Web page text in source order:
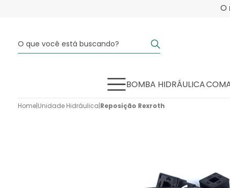
O
BOMBA HIDRÁULICA
Home|Unidade Hidráulica|Reposição Rexroth